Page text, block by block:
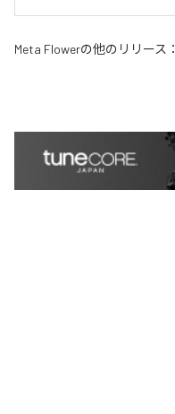
Meta Flowerの他のリリース：